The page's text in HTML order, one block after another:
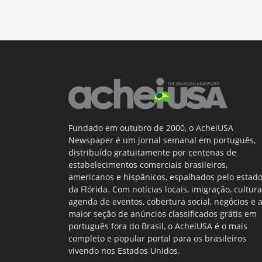
Fundado em outubro de 2000, o AcheiUSA
Newspaper é um jornal semanal em português,
distribuído gratuitamente por centenas de
estabelecimentos comerciais brasileiros,
americanos e hispânicos, espalhados pelo estado
da Flórida. Com notícias locais, imigração,
agenda de eventos, cobertura social, negócios e a
maior seção de anúncios classificados grátis em
português fora do Brasil, o AcheiUSA é o mais
completo e popular portal para os brasileiros
vivendo nos Estados Unidos.